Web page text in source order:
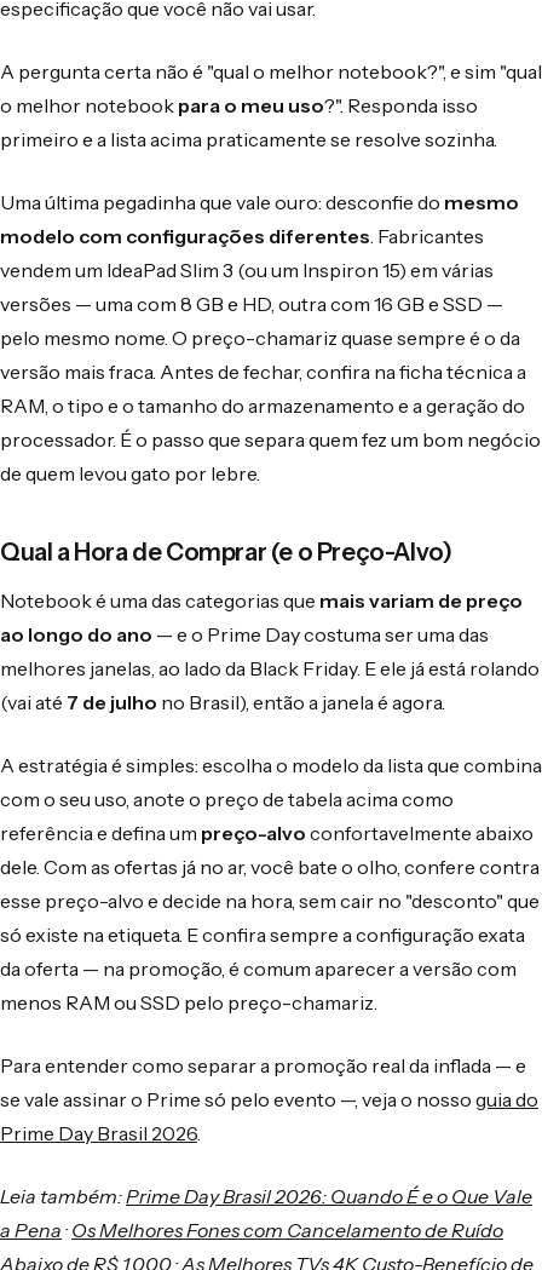
especificação que você não vai usar.
A pergunta certa não é "qual o melhor notebook?", e sim "qual
o melhor notebook para o meu uso?". Responda isso
primeiro e a lista acima praticamente se resolve sozinha.
Uma última pegadinha que vale ouro: desconfie do mesmo
modelo com configurações diferentes. Fabricantes
vendem um IdeaPad Slim 3 (ou um Inspiron 15) em várias
versões — uma com 8 GB e HD, outra com 16 GB e SSD —
pelo mesmo nome. O preço-chamariz quase sempre é o da
versão mais fraca. Antes de fechar, confira na ficha técnica a
RAM, o tipo e o tamanho do armazenamento e a geração do
processador. É o passo que separa quem fez um bom negócio
de quem levou gato por lebre.
Qual a Hora de Comprar (e o Preço-Alvo)
Notebook é uma das categorias que mais variam de preço
ao longo do ano — e o Prime Day costuma ser uma das
melhores janelas, ao lado da Black Friday. E ele já está rolando
(vai até 7 de julho no Brasil), então a janela é agora.
A estratégia é simples: escolha o modelo da lista que combina
com o seu uso, anote o preço de tabela acima como
referência e defina um preço-alvo confortavelmente abaixo
dele. Com as ofertas já no ar, você bate o olho, confere contra
esse preço-alvo e decide na hora, sem cair no "desconto" que
só existe na etiqueta. E confira sempre a configuração exata
da oferta — na promoção, é comum aparecer a versão com
menos RAM ou SSD pelo preço-chamariz.
Para entender como separar a promoção real da inflada — e
se vale assinar o Prime só pelo evento —, veja o nosso guia do
Prime Day Brasil 2026.
Leia também:Prime Day Brasil 2026: Quando É e o Que Vale
a Pena ·Os Melhores Fones com Cancelamento de Ruído
Abaixo de R$ 1.000·As Melhores TVs 4K Custo-Benefício de